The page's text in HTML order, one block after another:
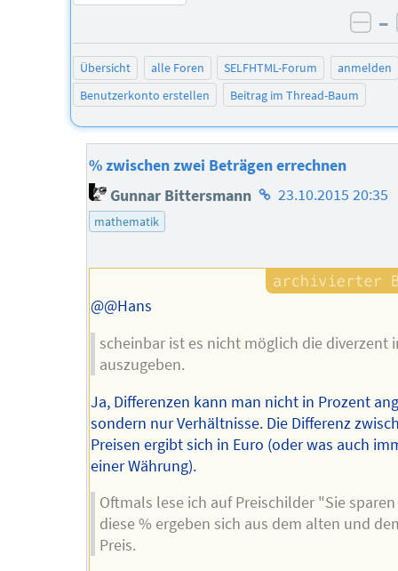
–
Übersicht alle Foren SELFHTML-Forum
anmelden
Benutzerkonto erstellen
Beitrag im Thread-Baum
% zwischen zwei Beträgen errechnen
Gunnar Bittersmann Homepage
23.10.2015 20:35
mathematik
@@Hans
scheinbar ist es nicht möglich die diverzent
auszugeben.
Ja, Differenzen kann man nicht in Prozent
sondern nur Verhältnisse. Die Differenz
Preisen ergibt sich in Euro (oder was auch
einer Währung).
Oftmals lese ich auf Preischilder "Sie
diese % ergeben sich aus dem alten und
Preis.